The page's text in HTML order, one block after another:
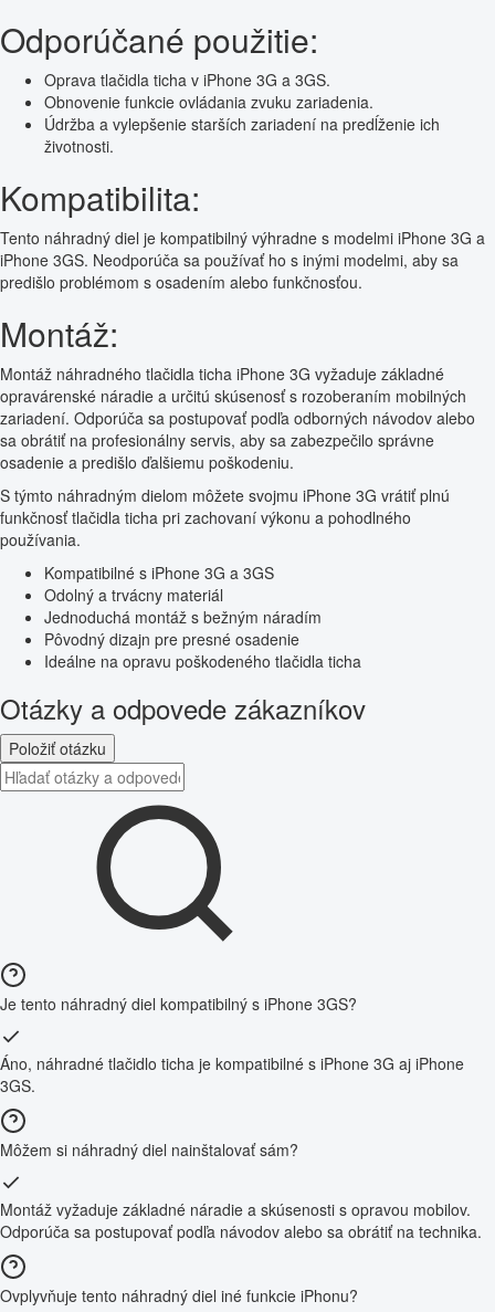
Odporúčané použitie:
Oprava tlačidla ticha v iPhone 3G a 3GS.
Obnovenie funkcie ovládania zvuku zariadenia.
Údržba a vylepšenie starších zariadení na predĺženie ich
životnosti.
Kompatibilita:
Tento náhradný diel je kompatibilný výhradne s modelmi iPhone 3G a
iPhone 3GS. Neodporúča sa používať ho s inými modelmi, aby sa
predišlo problémom s osadením alebo funkčnosťou.
Montáž:
Montáž náhradného tlačidla ticha iPhone 3G vyžaduje základné
opravárenské náradie a určitú skúsenosť s rozoberaním mobilných
zariadení. Odporúča sa postupovať podľa odborných návodov alebo
sa obrátiť na profesionálny servis, aby sa zabezpečilo správne
osadenie a predišlo ďalšiemu poškodeniu.
S týmto náhradným dielom môžete svojmu iPhone 3G vrátiť plnú
funkčnosť tlačidla ticha pri zachovaní výkonu a pohodlného
používania.
Kompatibilné s iPhone 3G a 3GS
Odolný a trvácny materiál
Jednoduchá montáž s bežným náradím
Pôvodný dizajn pre presné osadenie
Ideálne na opravu poškodeného tlačidla ticha
Otázky a odpovede zákazníkov
Položiť otázku
Je tento náhradný diel kompatibilný s iPhone 3GS?
Áno, náhradné tlačidlo ticha je kompatibilné s iPhone 3G aj iPhone
3GS.
Môžem si náhradný diel nainštalovať sám?
Montáž vyžaduje základné náradie a skúsenosti s opravou mobilov.
Odporúča sa postupovať podľa návodov alebo sa obrátiť na technika.
Ovplyvňuje tento náhradný diel iné funkcie iPhonu?